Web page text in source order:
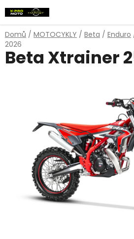
na
obsah
Domů / MOTOCYKLY / Beta / Enduro
2026
Beta Xtrainer